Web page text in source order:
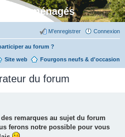
aménagés
Connexion
M’enregistrer
au forum ?
Fourgons neufs & d'occasion
Site web
R
du forum
remarques au sujet du forum
ferons notre possible pour vous